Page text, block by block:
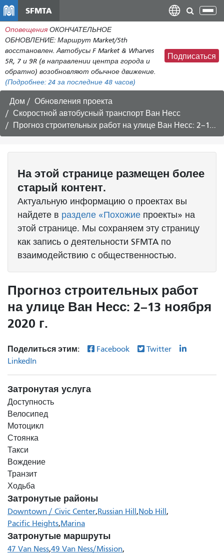
содержанию
SFMTA
Оповещения ОКОНЧАТЕЛЬНОЕ
ОБНОВЛЕНИЕ: Маршрут Market/5th
восстановлен. Автобусы F Market & Wharves
5R, 7 и 9R (в направлении центра города и
обратно) возобновляют обычное движение.
(Подробнее: 24 за последние 48 часов)
Подписаться
Дом
Обновления проекта
Скоростной автобусный транспорт Ван Несс
Прогноз строительных работ на улице Ван Несс: 2–13 ноября 2020 г.
На этой странице размещен более
старый контент.
Актуальную информацию о проектах вы
найдете в разделе «Похожие проекты» на
этой странице. Мы сохраняем эту страницу
как запись о деятельности SFMTA по
взаимодействию с общественностью.
Прогноз строительных работ
на улице Ван Несс: 2–13 ноября
2020 г.
Поделиться этим: Facebook
Twitter
LinkedIn
Затронутая услуга
Доступность
Велосипед
Мотоцикл
Стоянка
Такси
Вождение
Транзит
Ходьба
Затронутые районы
Downtown / Civic Center Russian Hill
Nob Hill
Pacific Heights Marina
Затронутые маршруты
47 Van Ness 49 Van Ness/Mission